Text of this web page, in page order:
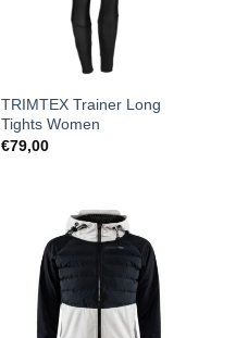
TRIMTEX Trainer Long
Tights Women
€79,00